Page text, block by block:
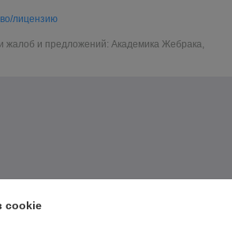
лицензию
жалоб и предложений: Академика Жебрака,
cookie